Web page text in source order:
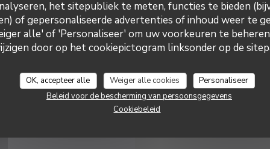
het sitepubliek te meten, functies te bieden
of gepersonaliseerde advertenties of inhoud weer te
alle' of 'Personaliseer' om uw voorkeuren te
door op het cookiepictogram linksonder op de
OK, accepteer alle Weiger alle cookies
Personaliseer
Beleid voor de bescherming van persoonsgegevens
Cookiebeleid
grote parkeerplaats, Tuin,
toegang, Terras,
away
dématérialisé, Mobile
Apple Pay, Paiement Sans
Vri-Zat